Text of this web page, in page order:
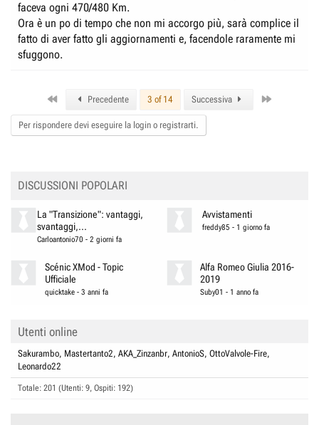
in su... sale che è una bellezza, sarà xkè ho l'intercooler maggiorato
).
sta di fatto che ad oggi sono a cota 861km dal ultima rigenerazione
andata a buon fine e come quantità PM10=7,2g... e non sembra voler
"partorire"
l'HDS e il pc in macchina... tutto collegato.
mea colpa, prima, non avevo mai controllolato ogni quanto rigenerava
:evil:
faceva ogni 470/480 Km.
Ora è un po di tempo che non mi accorgo più, sarà complice il
fatto di aver fatto gli aggiornamenti e, facendole raramente mi
sfuggono.
Precedente 3 of 14 Successiva
Per rispondere devi eseguire la login o registrarti.
DISCUSSIONI POPOLARI
La "Transizione": vantaggi,
svantaggi,...
Carloantonio70 - 2 giorni fa
Avvistamenti
freddy85 - 1 giorno fa
Scénic XMod - Topic
Ufficiale
quicktake -3 anni fa
Alfa Romeo Giulia 2016-
2019
Suby01 - 1 anno fa
Utenti online
Sakurambo Mastertanto2 AKA_Zinzanbr AntonioS OttoValvole-Fire
Leonardo22
Totale: 201 (Utenti: 9, Ospiti: 192)